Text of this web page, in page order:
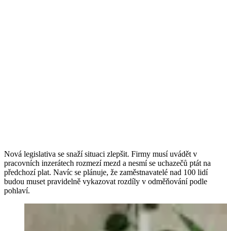
Nová legislativa se snaží situaci zlepšit. Firmy musí uvádět v
pracovních inzerátech rozmezí mezd a nesmí se uchazečů ptát na
předchozí plat. Navíc se plánuje, že zaměstnavatelé nad 100 lidí
budou muset pravidelně vykazovat rozdíly v odměňování podle
pohlaví.